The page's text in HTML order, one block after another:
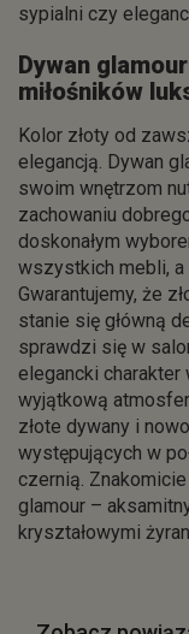
sypialni czy
Dywan
miłośników
Kolor złoty od
elegancją. Dywan
swoim wnętrzom
zachowaniu
doskonałym
wszystkich mebli, a
Gwarantujemy, że
stanie się główną
sprawdzi się w
elegancki
wyjątkową
złote dywany i
występujących w
czernią.
glamour –
kryształowymi